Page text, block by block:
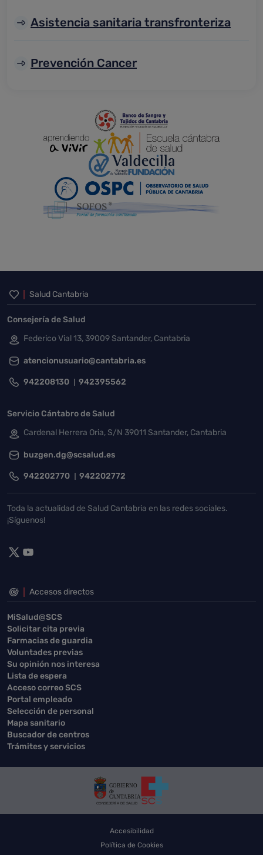
Asistencia sanitaria transfronteriza
Prevención Cancer
Inicio del pie de página
Salud Cantabria
Consejería de Salud
Federico Vial 13, 39009 Santander, Cantabria
atencionusuario@cantabria.es
942208130 942395562
Servicio Cántabro de Salud
Cardenal Herrera Oria, S/N 39011 Santander, Cantabria
buzgen.dg@scsalud.es
942202770 942202772
Toda la actualidad de Salud Cantabria en las redes sociales.
¡Síguenos!
Accesos directos
MiSalud@SCS
Solicitar cita previa
Farmacias de guardia
Voluntades previas
Su opinión nos interesa
Lista de espera
Acceso correo SCS
Portal empleado
Selección de personal
Mapa sanitario
Buscador de centros
Trámites y servicios
Accesibilidad
Política de Cookies